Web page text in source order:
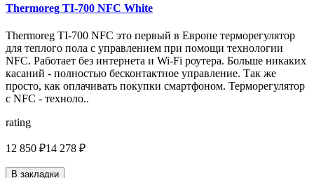
Thermoreg TI-700 NFC White
Thermoreg TI-700 NFC это первый в Европе терморегулятор
для теплого пола с управлением при помощи технологии
NFC. Работает без интернета и Wi-Fi роутера. Больше никаких
касаний - полностью бесконтактное управление. Так же
просто, как оплачивать покупки смартфоном. Терморегулятор
с NFC - техноло..
rating
12 850 ₽14 278 ₽
В закладки